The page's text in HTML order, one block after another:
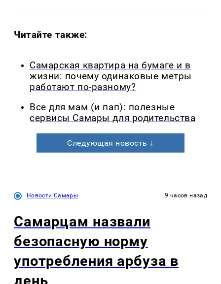
Читайте также:
Самарская квартира на бумаге и в
жизни: почему одинаковые метры
работают по-разному?
Все для мам (и пап): полезные
сервисы Самары для родительства
Следующая новость ↓
Новости Самары 9 часов назад
Самарцам назвали
безопасную норму
употребления арбуза в
день